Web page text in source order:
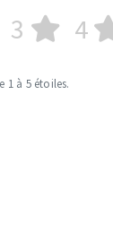
3 4
1 à 5 étoiles.